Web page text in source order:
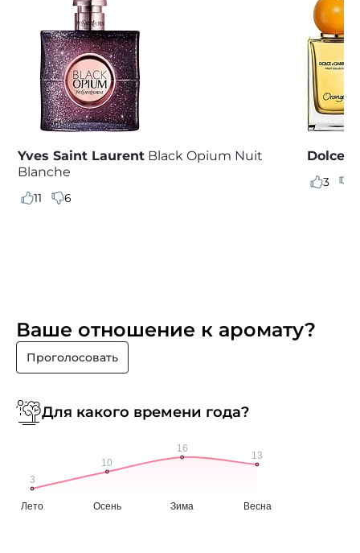
Yves Saint Laurent Black Opium Nuit
Blanche
11 6
Dolce
3
Ваше отношение к аромату?
Проголосовать
Для какого времени года?